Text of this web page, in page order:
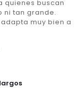
quienes buscan
ni tan grande.
muy bien a